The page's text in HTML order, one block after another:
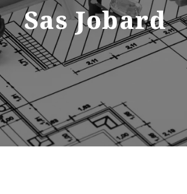
Sas Jobard